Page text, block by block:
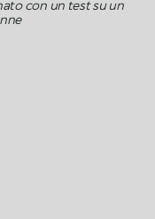
con un test su un